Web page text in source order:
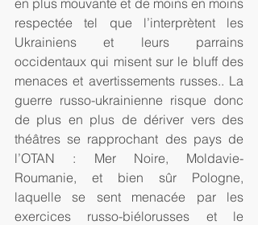
respectée tel que l’interprètent les
Ukrainiens et leurs parrains
occidentaux qui misent sur le bluff des
menaces et avertissements russes.. La
guerre russo-ukrainienne risque donc
de plus en plus de dériver vers des
théâtres se rapprochant des pays de
l’OTAN : Mer Noire, Moldavie-
Roumanie, et bien sûr Pologne,
laquelle se sent menacée par les
exercices russo-biélorusses et le